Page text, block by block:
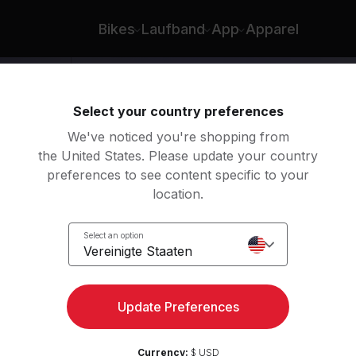
Bikes Laufband App Apparel
Select your country preferences
We've noticed you're shopping from
the United States. Please update your country
preferences to see content specific to your
location.
Select an option
Vereinigte Staaten
Update Preferences
Currency: $ USD